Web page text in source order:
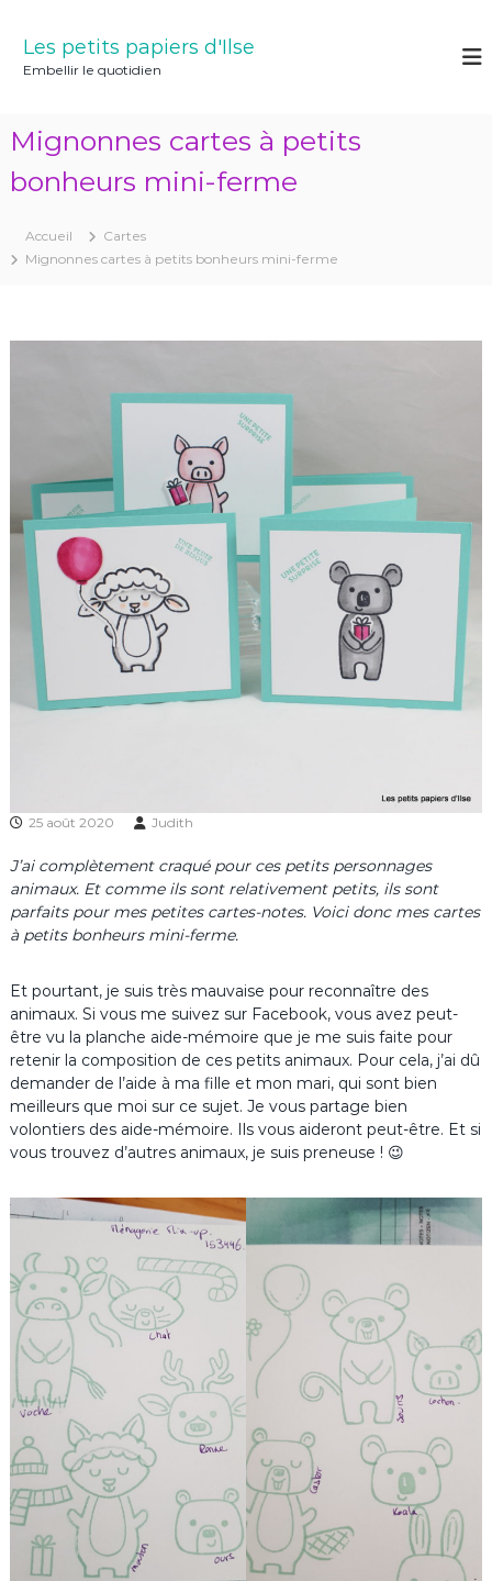
Les petits papiers d'Ilse
Embellir le quotidien
Mignonnes cartes à petits
bonheurs mini-ferme
Accueil
Cartes
Mignonnes cartes à petits bonheurs mini-ferme
25 août 2020 Judith
J’ai complètement craqué pour ces petits personnages
animaux. Et comme ils sont relativement petits, ils sont
parfaits pour mes petites cartes-notes. Voici donc mes cartes
à petits bonheurs mini-ferme.
Et pourtant, je suis très mauvaise pour reconnaître des
animaux. Si vous me suivez sur Facebook, vous avez peut-
être vu la planche aide-mémoire que je me suis faite pour
retenir la composition de ces petits animaux. Pour cela, j’ai dû
demander de l’aide à ma fille et mon mari, qui sont bien
meilleurs que moi sur ce sujet. Je vous partage bien
volontiers des aide-mémoire. Ils vous aideront peut-être. Et si
vous trouvez d’autres animaux, je suis preneuse ! 😉